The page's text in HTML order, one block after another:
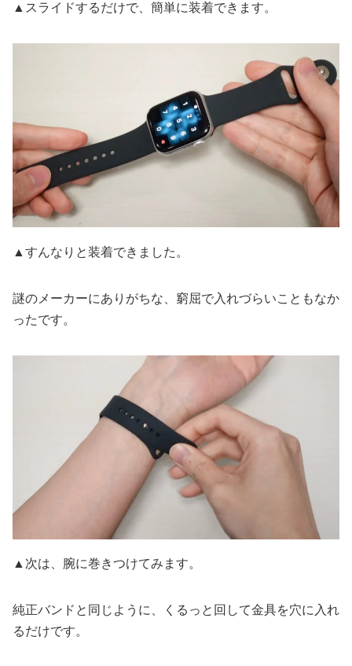
▲スライドするだけで、簡単に装着できます。
▲すんなりと装着できました。
謎のメーカーにありがちな、窮屈で入れづらいこともなか
ったです。
▲次は、腕に巻きつけてみます。
純正バンドと同じように、くるっと回して金具を穴に入れ
るだけです。